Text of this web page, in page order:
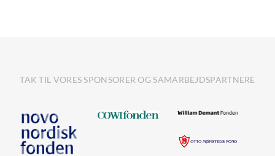
TAK TIL VORES SPONSORER OG SAMARBEJDSPARTNERE